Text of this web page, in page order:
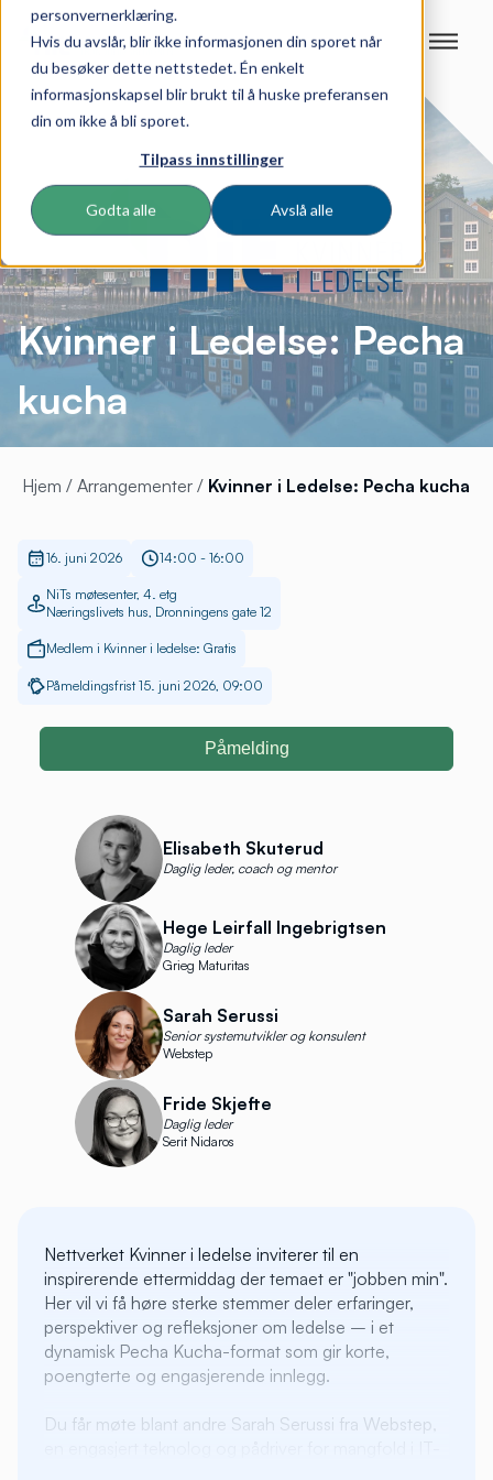
personvernerklæring.
Hvis du avslår, blir ikke informasjonen din sporet når
du besøker dette nettstedet. Én enkelt
informasjonskapsel blir brukt til å huske preferansen
din om ikke å bli sporet.
Tilpass innstillinger
Godta alle Avslå alle
Kvinner i Ledelse: Pecha
kucha
Hjem / Arrangementer / Kvinner i Ledelse: Pecha kucha
16. juni 2026 14:00 - 16:00
NiTs møtesenter, 4. etg
Næringslivets hus, Dronningens gate 12
Medlem i Kvinner i ledelse: Gratis
Påmeldingsfrist 15. juni 2026, 09:00
Påmelding
Elisabeth Skuterud
Daglig leder, coach og mentor
Hege Leirfall Ingebrigtsen
Daglig leder
Grieg Maturitas
Sarah Serussi
Senior systemutvikler og konsulent
Webstep
Fride Skjefte
Daglig leder
Serit Nidaros
Nettverket Kvinner i ledelse inviterer til en
inspirerende ettermiddag der temaet er "jobben min".
Her vil vi få høre sterke stemmer deler erfaringer,
perspektiver og refleksjoner om ledelse – i et
dynamisk Pecha Kucha-format som gir korte,
poengterte og engasjerende innlegg.
Du får møte blant andre Sarah Serussi fra Webstep,